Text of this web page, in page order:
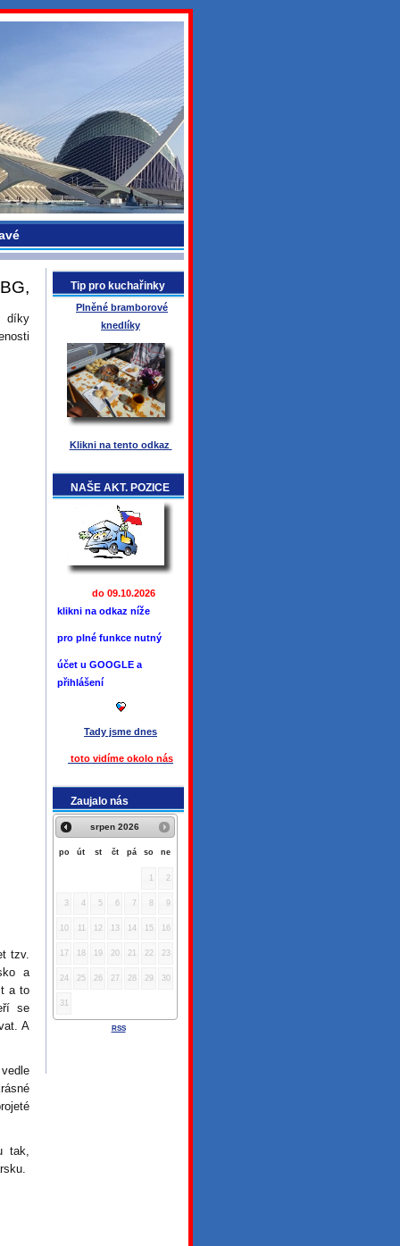
Tip pro kuchařinky
Plněné bramborové
knedlíky
Klikni na tento odkaz
NAŠE AKT. POZICE
do 09.10.2026
klikni na odkaz níže
pro plné funkce nutný
účet u GOOGLE a
přihlášení
Tady jsme dnes
toto vidíme okolo nás
Zaujalo nás
srpen 2026
po út st čt pá so ne
1 2
3 4 5 6 7 8 9
10 11 12 13 14 15 16
17 18 19 20 21 22 23
24 25 26 27 28 29 30
31
RSS
díky
tzv.
a
a to
se
A
tak,